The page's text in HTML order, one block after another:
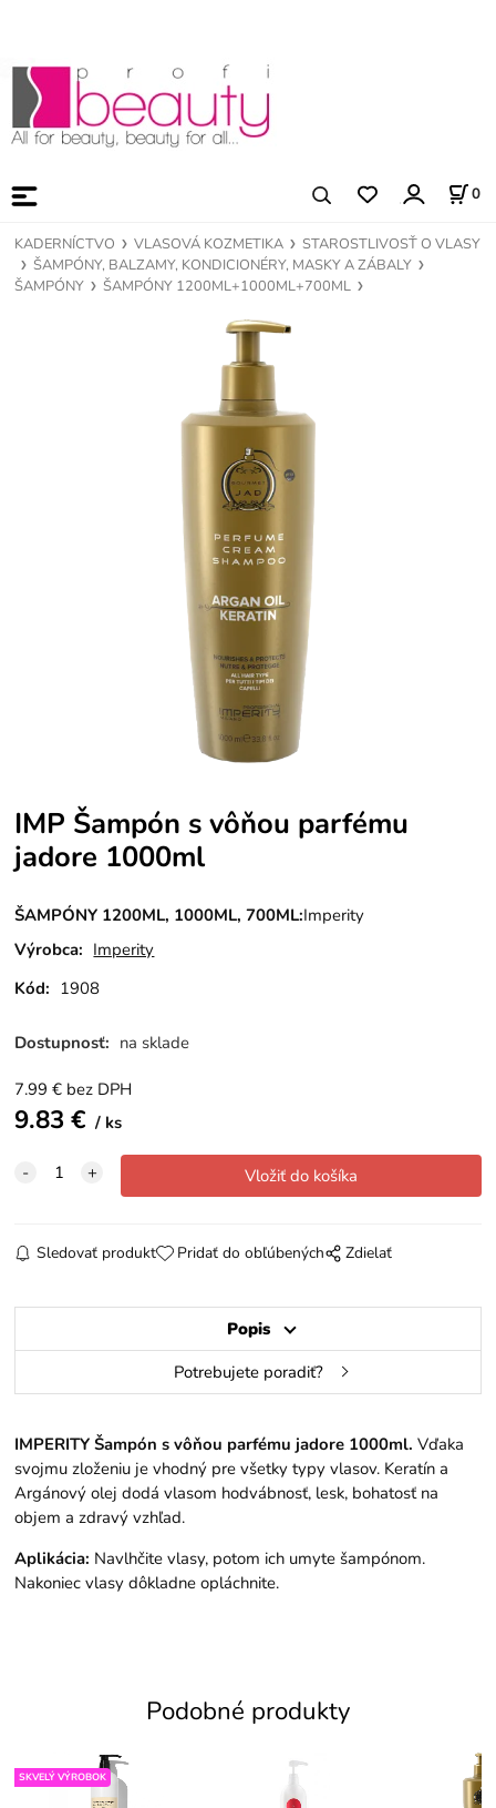
0
KADERNÍCTVO VLASOVÁ KOZMETIKA
STAROSTLIVOSŤ O VLASY
ŠAMPÓNY, BALZAMY, KONDICIONÉRY, MASKY A ZÁBALY
ŠAMPÓNY
ŠAMPÓNY 1200ML+1000ML+700ML
IMP Šampón s vôňou parfému
jadore 1000ml
ŠAMPÓNY 1200ML, 1000ML, 700ML:Imperity
Výrobca: Imperity
Kód: 1908
Dostupnosť: na sklade
7.99 € bez DPH
9.83 € ks
Sledovať produkt Pridať do obľúbených Zdielať
Popis
Potrebujete poradiť?
IMPERITY Šampón s vôňou parfému jadore 1000ml. Vďaka
svojmu zloženiu je vhodný pre všetky typy vlasov. Keratín a
Argánový olej dodá vlasom hodvábnosť, lesk, bohatosť na
objem a zdravý vzhľad.
Aplikácia: Navlhčite vlasy, potom ich umyte šampónom.
Nakoniec vlasy dôkladne opláchnite.
Podobné produkty
SKVELÝ VÝROBOK